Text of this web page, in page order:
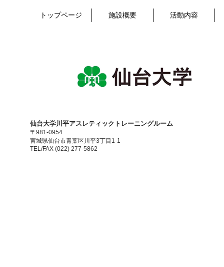
トップページ 施設概要 活動内容
​仙台大学川平アスレティックトレーニングルーム
〒981-0954
宮城県仙台市青葉区川平3丁目1-1
TEL/FAX (022) 277-5862